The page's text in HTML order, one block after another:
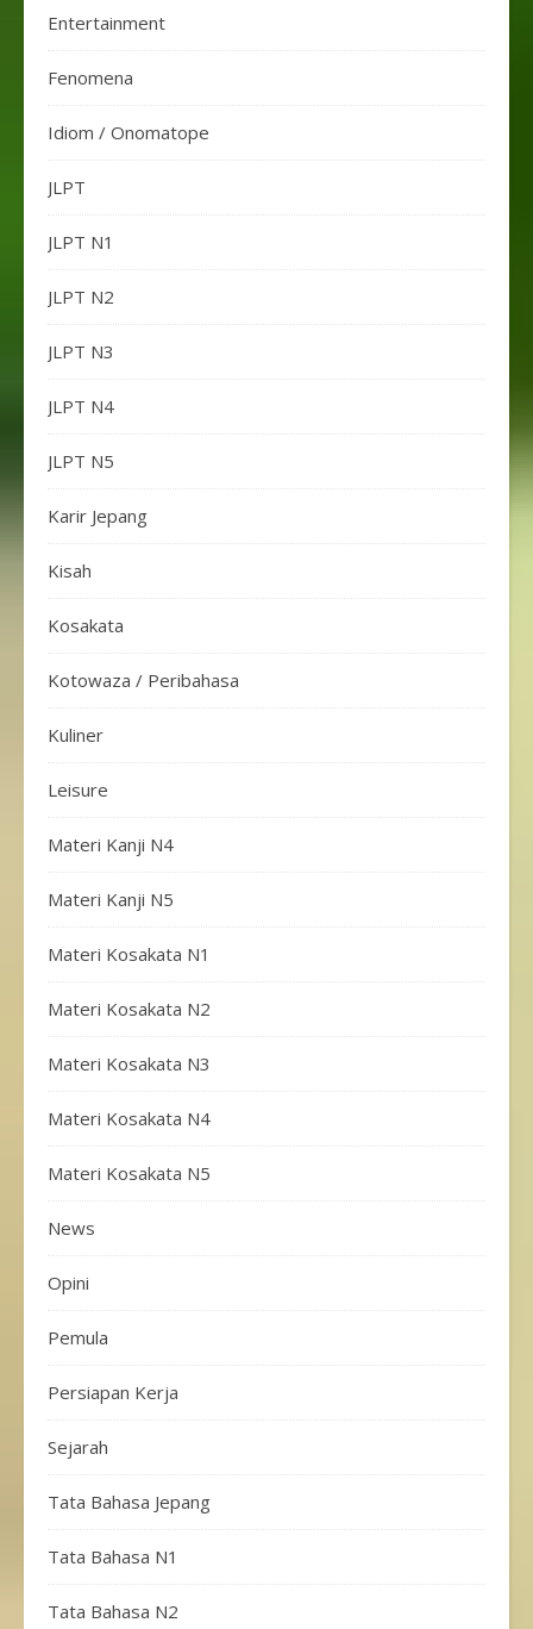
Entertainment
Fenomena
Idiom / Onomatope
JLPT
JLPT N1
JLPT N2
JLPT N3
JLPT N4
JLPT N5
Karir Jepang
Kisah
Kosakata
Kotowaza / Peribahasa
Kuliner
Leisure
Materi Kanji N4
Materi Kanji N5
Materi Kosakata N1
Materi Kosakata N2
Materi Kosakata N3
Materi Kosakata N4
Materi Kosakata N5
News
Opini
Pemula
Persiapan Kerja
Sejarah
Tata Bahasa Jepang
Tata Bahasa N1
Tata Bahasa N2